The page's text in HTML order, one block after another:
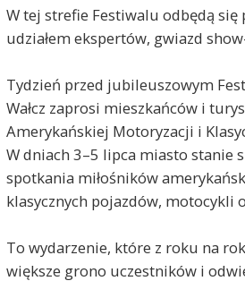
W tej strefie Festiwalu odbędą się
udziałem ekspertów, gwiazd
Tydzień przed jubileuszowym
Wałcz zaprosi mieszkańców i
Amerykańskiej Motoryzacji i
W dniach 3–5 lipca miasto stanie
spotkania miłośników
klasycznych pojazdów, motocykli
To wydarzenie, które z roku na
większe grono uczestników i